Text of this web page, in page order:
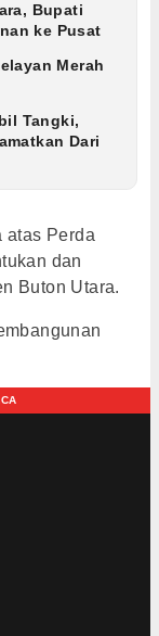
Bupati
ke Pusat
Merah
Tangki,
Dari
atas Perda
dan
Buton Utara.